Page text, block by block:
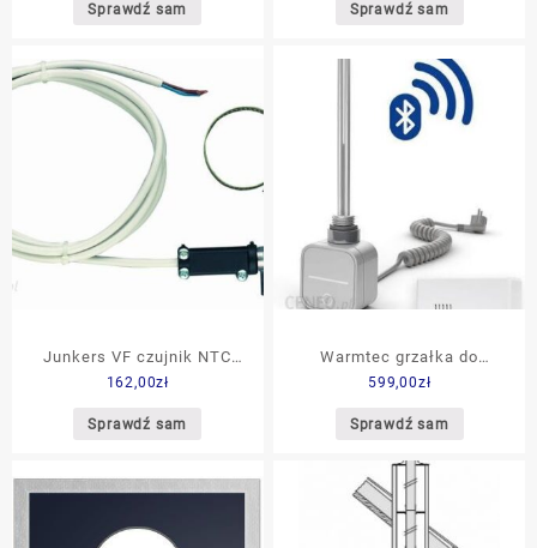
Sprawdź sam Sprawdź sam
Junkers VF czujnik NTC
przylgowy 7719001833
162,00zł
Sprawdź sam
Warmtec grzałka do
grzejnika łazienkowego
800W NEX App chrom z
599,00zł
Sprawdź sam